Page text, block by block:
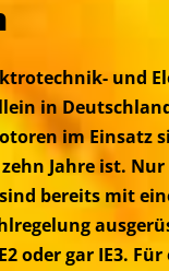
und
in
im Einsatz
Jahre ist. Nur
bereits mit
oder gar IE3.